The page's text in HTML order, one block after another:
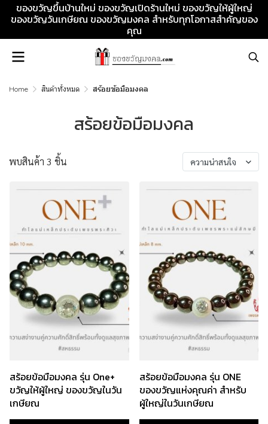
ของขวัญขึ้นบ้านใหม่ ของขวัญเปิดร้านใหม่ ของขวัญให้ผู้ใหญ่
ของขวัญวันเกษียณ ของขวัญมงคล สำหรับทุกโอกาสสำคัญของ
คุณ
Home สินค้าทั้งหมด สร้อยข้อมือมงคล
สร้อยข้อมือมงคล
พบสินค้า 3 ชิ้น ความน่าสนใจ
สร้อยข้อมือมงคล รุ่น One+
ขวัญให้ผู้ใหญ่ ของขวัญในวัน
เกษียณ
สร้อยข้อมือมงคล รุ่น ONE
ของขวัญแห่งคุณค่า สำหรับ
ผู้ใหญ่ในวันเกษียณ